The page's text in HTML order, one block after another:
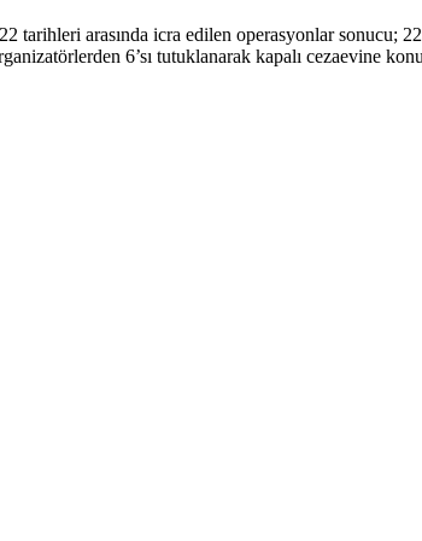
tarihleri arasında icra edilen operasyonlar sonucu;
6’sı tutuklanarak kapalı cezaevine